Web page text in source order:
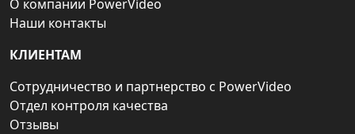
О компании PowerVideo
Наши контакты
КЛИЕНТАМ
Сотрудничество и партнерство с PowerVideo
Отдел контроля качества
Отзывы